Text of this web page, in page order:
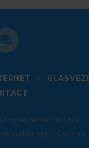
Fiber Nederland B.V.
Cookies